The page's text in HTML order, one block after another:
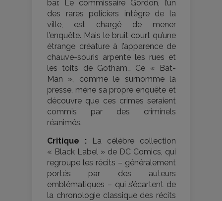
bar. Le commissaire Gordon, l’un
des rares policiers intègre de la
ville, est chargé de mener
l’enquête. Mais le bruit court qu’une
étrange créature à l’apparence de
chauve-souris arpente les rues et
les toits de Gotham… Ce « Bat-
Man », comme le surnomme la
presse, mène sa propre enquête et
découvre que ces crimes seraient
commis par des criminels
réanimés.
Critique : La célèbre collection
« Black Label » de DC Comics, qui
regroupe les récits – généralement
portés par des auteurs
emblématiques – qui s’écartent de
la chronologie classique des récits